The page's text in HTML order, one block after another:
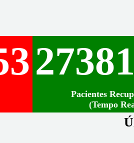
Pacientes
(Tempo